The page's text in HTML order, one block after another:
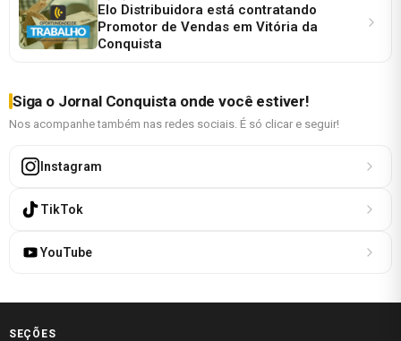
Elo Distribuidora está contratando
Promotor de Vendas em Vitória da
Conquista
Siga o Jornal Conquista onde você estiver!
Nos acompanhe também nas redes sociais. É só clicar e seguir!
Instagram
TikTok
YouTube
SEÇÕES